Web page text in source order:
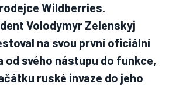
Wildberries.
Volodymyr Zelenskyj
na svou první oficiální
od svého nástupu do funkce,
ruské invaze do jeho